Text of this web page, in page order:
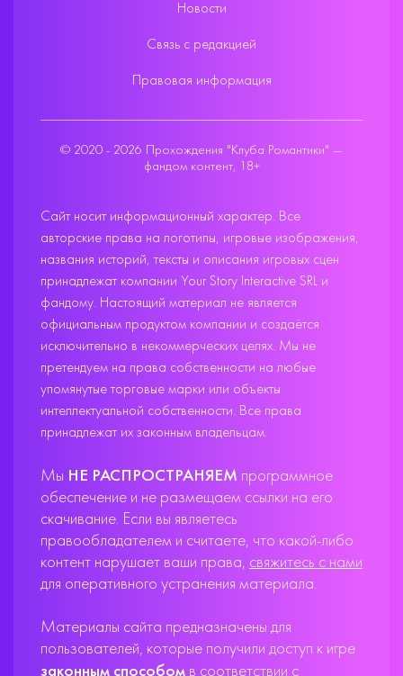
Новости
Связь с редакцией
Правовая информация
© 2020 - 2026 Прохождения "Клуба Романтики" —
фандом контент, 18+
Сайт носит информационный характер. Все
авторские права на логотипы, игровые изображения,
названия историй, тексты и описания игровых сцен
принадлежат компании Your Story Interactive SRL и
фандому. Настоящий материал не является
официальным продуктом компании и создаётся
исключительно в некоммерческих целях. Мы не
претендуем на права собственности на любые
упомянутые торговые марки или объекты
интеллектуальной собственности. Все права
принадлежат их законным владельцам.
Мы НЕ РАСПРОСТРАНЯЕМ программное
обеспечение и не размещаем ссылки на его
скачивание. Если вы являетесь
правообладателем и считаете, что какой-либо
контент нарушает ваши права, свяжитесь с нами
для оперативного устранения материала.
Материалы сайта предназначены для
пользователей, которые получили доступ к игре
законным способом в соответствии с